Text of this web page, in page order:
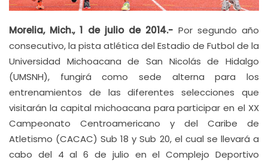
Morelia, Mich., 1 de julio de 2014.- Por segundo año
consecutivo, la pista atlética del Estadio de Futbol de la
Universidad Michoacana de San Nicolás de Hidalgo
(UMSNH), fungirá como sede alterna para los
entrenamientos de las diferentes selecciones que
visitarán la capital michoacana para participar en el XX
Campeonato Centroamericano y del Caribe de
Atletismo (CACAC) Sub 18 y Sub 20, el cual se llevará a
cabo del 4 al 6 de julio en el Complejo Deportivo